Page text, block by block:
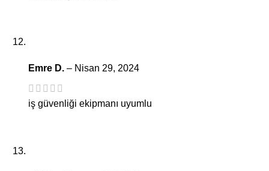
Emre D. – Nisan 29, 2024
iş güvenliği ekipmanı uyumlu